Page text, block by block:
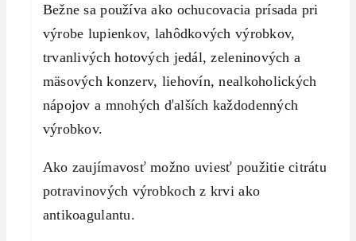
Bežne sa používa ako ochucovacia prísada pri
výrobe lupienkov, lahôdkových výrobkov,
trvanlivých hotových jedál, zeleninových a
mäsových konzerv, liehovín, nealkoholických
nápojov a mnohých ďalších každodenných
výrobkov.
Ako zaujímavosť možno uviesť použitie citrátu v
potravinových výrobkoch z krvi ako
antikoagulantu.